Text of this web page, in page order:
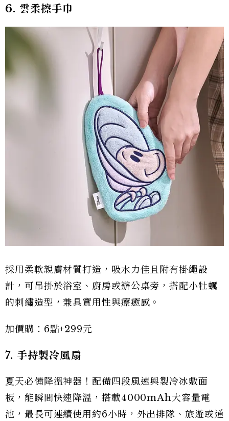
6. 雲柔擦手巾
採用柔軟親膚材質打造，吸水力佳且附有掛繩設
計，可吊掛於浴室、廚房或辦公桌旁，搭配小牡蠣
的刺繡造型，兼具實用性與療癒感。
加價購：6點+299元
7. 手持製冷風扇
夏天必備降溫神器！配備四段風速與製冷冰敷面
板，能瞬間快速降溫，搭載4000mAh大容量電
池，最長可連續使用約6小時，外出排隊、旅遊或通